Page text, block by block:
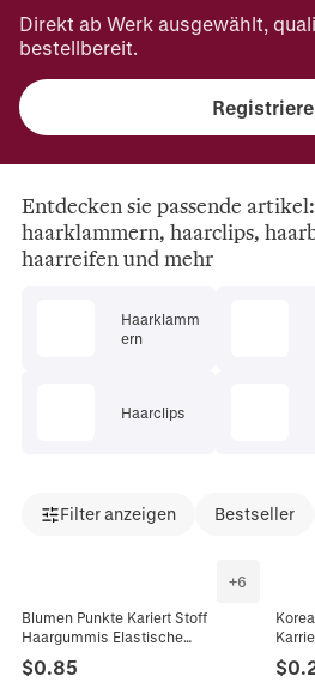
Direkt ab Werk ausgewählt,
bestellbereit.
Entdecken sie passende artikel:
haarklammern, haarclips,
haarreifen und mehr
Haarklamm
ern
Haarclips
Filter anzeigen Bestseller
+6
Blumen Punkte Kariert Stoff
Haargummis Elastische
Scrunchies Für Damen Mädchen
Süßer Koreanischer Stil
$0.85 $